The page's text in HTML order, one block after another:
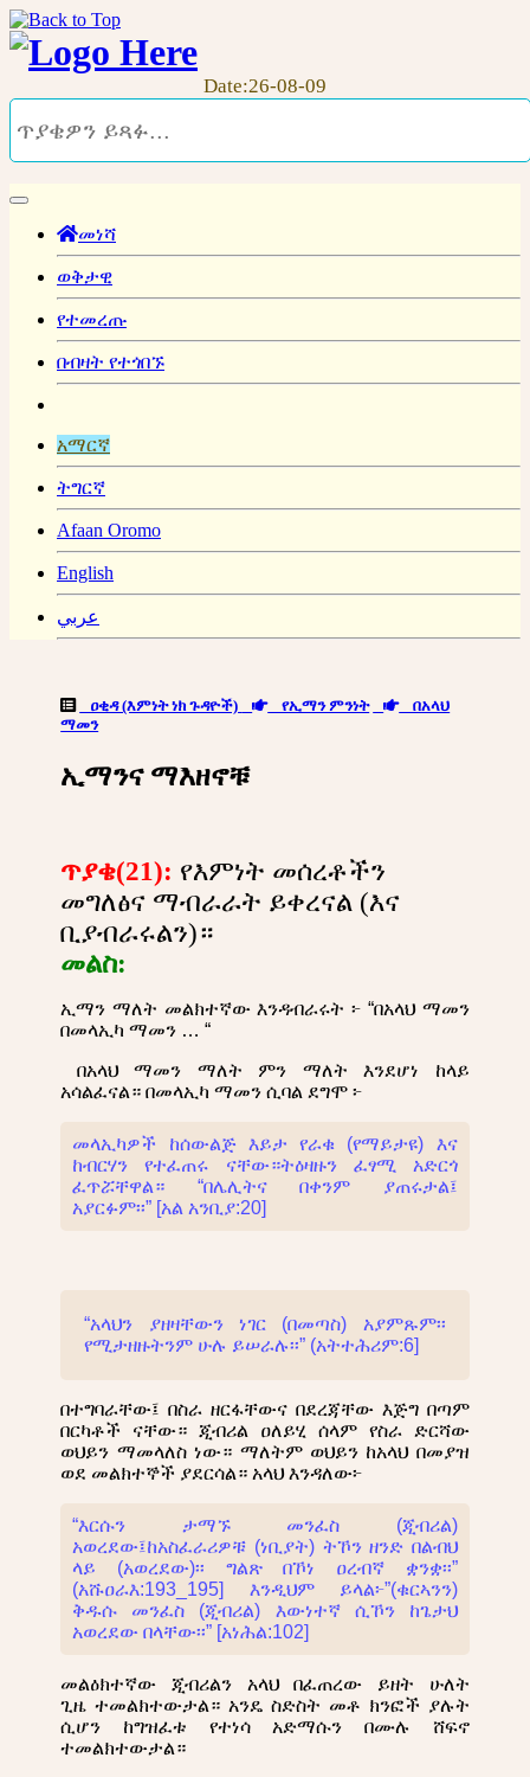
Date:26-08-09
መነሻ
ወቅታዊ
የተመረጡ
በብዛት የተጎበኙ
አማርኛ
ትግርኛ
Afaan Oromo
English
عربي
ዐቂዳ (እምነት ነክ ጉዳዮች) የኢማን ምንነት
በአላህ
ማመን
ኢማንና ማእዘኖቹ
ጥያቄ(21): የእምነት መሰረቶችን
መግለፅና ማብራራት ይቀረናል (እና
ቢያብራሩልን)።
መልስ:
ኢማን ማለት መልክተኛው እንዳብራሩት ፦ “በአላህ ማመን
በመላኢካ ማመን … “
በአላህ ማመን ማለት ምን ማለት እንደሆነ ከላይ
አሳልፈናል። በመላኢካ ማመን ሲባል ደግሞ ፦
መላኢካዎች ከሰውልጅ እይታ የራቁ (የማይታዩ) እና
ከብርሃን የተፈጠሩ ናቸው።ትዕዛዙን ፈፃሚ አድርጎ
ፈጥሯቸዋል። “በሌሊትና በቀንም ያጠሩታል፤
አያርፉም፡፡” [አል አንቢያ:20]
“አላህን ያዘዛቸውን ነገር (በመጣስ) አያምጹም፡፡
የሚታዘዙትንም ሁሉ ይሠራሉ፡፡” (አትተሕሪም:6]
በተግባራቸው፤ በስራ ዘርፋቸውና በደረጃቸው እጅግ በጣም
በርካቶች ናቸው። ጂብሪል ዐለይሂ ሰላም የስራ ድርሻው
ወህይን ማመላለስ ነው። ማለትም ወህይን ከአላህ በመያዝ
ወደ መልክተኞች ያደርሳል። አላህ እንዳለው፦
“እርሱን ታማኙ መንፈስ (ጂብሪል)
አወረደው፤ከአስፈራሪዎቹ (ነቢያት) ትኾን ዘንድ በልብህ
ላይ (አወረደው)፡፡ ግልጽ በኾነ ዐረብኛ ቋንቋ፡፡”
(አሹዐራእ:193_195] እንዲህም ይላል፦”(ቁርኣንን)
ቅዱሱ መንፈስ (ጂብሪል) እውነተኛ ሲኾን ከጌታህ
አወረደው በላቸው፡፡” [አነሕል:102]
መልዕክተኛው ጂብሪልን አላህ በፈጠረው ይዘት ሁለት
ጊዜ ተመልክተውታል። አንዴ ስድስት መቶ ክንፎች ያሉት
ሲሆን ከግዝፈቱ የተነሳ አድማሱን በሙሉ ሸፍኖ
ተመልክተውታል።